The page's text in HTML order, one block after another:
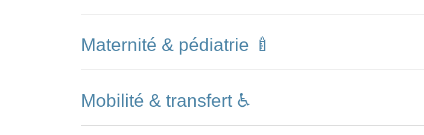
Maternité & pédiatrie 🍼
Mobilité & transfert ♿